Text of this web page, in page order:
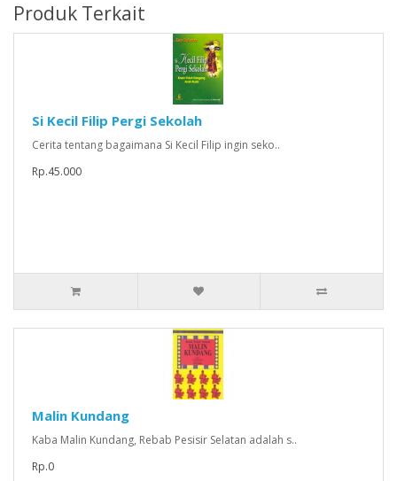
Produk Terkait
Si Kecil Filip Pergi Sekolah
Cerita tentang bagaimana Si Kecil Filip ingin seko..
Rp.45.000
Malin Kundang
Kaba Malin Kundang, Rebab Pesisir Selatan adalah s..
Rp.0